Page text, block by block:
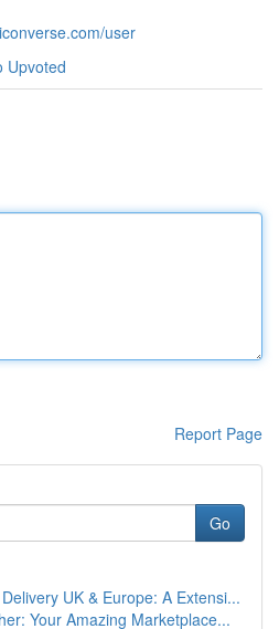
user
Upvoted
Report Page
Go
UK & Europe: A Extensi...
Your Amazing Marketplace...